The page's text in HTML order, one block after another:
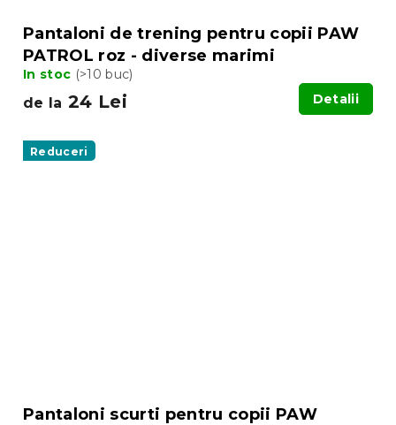
Pantaloni de trening pentru copii PAW
PATROL roz - diverse marimi
In stoc (>10 buc)
de la 24 Lei Detalii
Reduceri
Pantaloni scurti pentru copii PAW